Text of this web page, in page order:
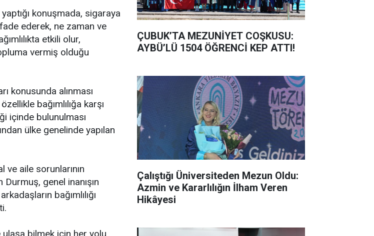
konuşmada, sigaraya
ederek, ne zaman ve
etkili olur,
vermiş olduğu
konusunda alınması
bağımlılığa karşı
içinde bulunulması
ülke genelinde yapılan
ve aile sorunlarının
genel inanışın
bağımlılığı
ÇUBUK’TA MEZUNİYET COŞKUSU:
AYBÜ’LÜ 1504 ÖĞRENCİ KEP ATTI!
Çalıştığı Üniversiteden Mezun Oldu:
Azmin ve Kararlılığın İlham Veren
Hikâyesi